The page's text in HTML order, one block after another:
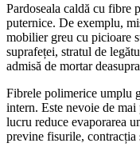
Pardoseala caldă cu fibre
puternice. De exemplu,
mobilier greu cu picioare
suprafeței, stratul de
admisă de mortar
Fibrele polimerice umplu
intern. Este nevoie de
lucru reduce evaporarea
previne fisurile,